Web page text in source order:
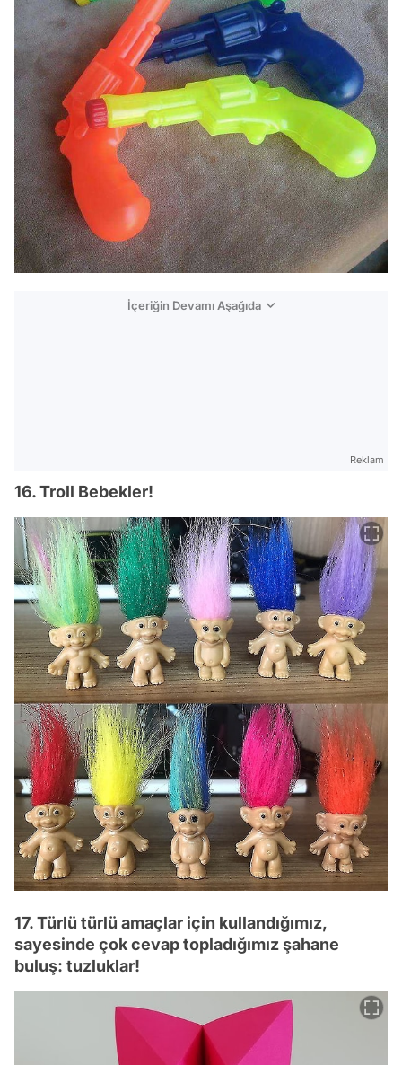
İçeriğin Devamı Aşağıda
Reklam
16. Troll Bebekler!
17. Türlü türlü amaçlar için kullandığımız,
sayesinde çok cevap topladığımız şahane
buluş: tuzluklar!